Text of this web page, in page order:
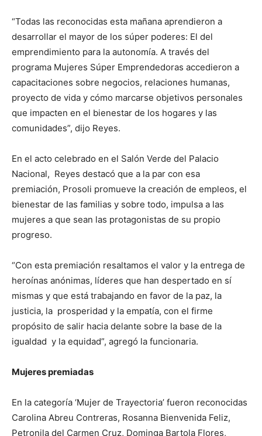
“Todas las reconocidas esta mañana aprendieron a
desarrollar el mayor de los súper poderes: El del
emprendimiento para la autonomía. A través del
programa Mujeres Súper Emprendedoras accedieron a
capacitaciones sobre negocios, relaciones humanas,
proyecto de vida y cómo marcarse objetivos personales
que impacten en el bienestar de los hogares y las
comunidades”, dijo Reyes.
En el acto celebrado en el Salón Verde del Palacio
Nacional, Reyes destacó que a la par con esa
premiación, Prosoli promueve la creación de empleos, el
bienestar de las familias y sobre todo, impulsa a las
mujeres a que sean las protagonistas de su propio
progreso.
“Con esta premiación resaltamos el valor y la entrega de
heroínas anónimas, líderes que han despertado en sí
mismas y que está trabajando en favor de la paz, la
justicia, la prosperidad y la empatía, con el firme
propósito de salir hacia delante sobre la base de la
igualdad y la equidad”, agregó la funcionaria.
Mujeres premiadas
En la categoría ‘Mujer de Trayectoria’ fueron reconocidas
Carolina Abreu Contreras, Rosanna Bienvenida Feliz,
Petronila del Carmen Cruz, Dominga Bartola Flores,